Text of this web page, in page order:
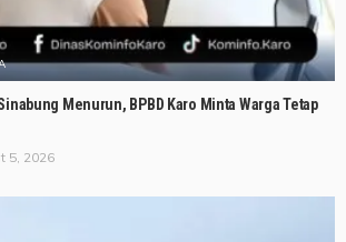
Menurun, BPBD Karo Minta Warga Tetap
5, 2026